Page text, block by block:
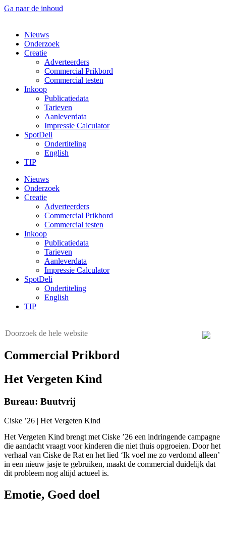
Ga naar de inhoud
Nieuws
Onderzoek
Creatie
Adverteerders
Commercial Prikbord
Commercial testen
Inkoop
Publicatiedata
Tarieven
Aanleverdata
Impressie Calculator
SpotDeli
Ondertiteling
English
TIP
Nieuws
Onderzoek
Creatie
Adverteerders
Commercial Prikbord
Commercial testen
Inkoop
Publicatiedata
Tarieven
Aanleverdata
Impressie Calculator
SpotDeli
Ondertiteling
English
TIP
Commercial Prikbord
Het Vergeten Kind
Bureau: Buutvrij
Ciske ’26 | Het Vergeten Kind
Het Vergeten Kind brengt met Ciske ’26 een indringende campagne
die aandacht vraagt voor kinderen die niet thuis opgroeien. Door het
verhaal van Ciske de Rat en het lied ‘Ik voel me zo verdomd alleen’
in een nieuw jasje te gebruiken, maakt de commercial duidelijk dat
dit probleem nog altijd actueel is.
Emotie, Goed doel